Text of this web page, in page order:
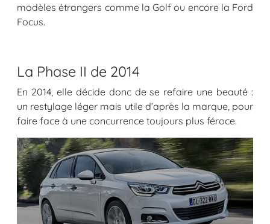
modèles étrangers comme la Golf ou encore la Ford
Focus.
La Phase II de 2014
En 2014, elle décide donc de se refaire une beauté :
un restylage léger mais utile d’après la marque, pour
faire face à une concurrence toujours plus féroce.